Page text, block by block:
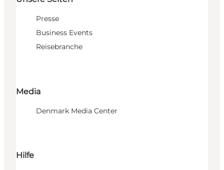
Presse
Business Events
Reisebranche
Media
Denmark Media Center
Hilfe